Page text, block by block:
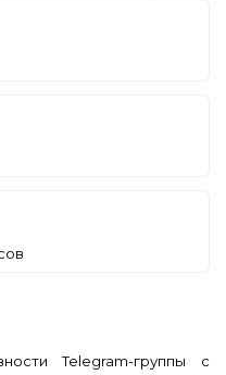
Telegram-группы с